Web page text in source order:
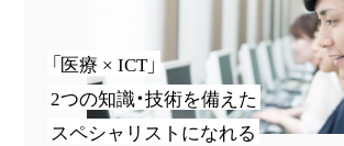
「医療 × ICT」
2つの知識・技術を備えた
スペシャリストになれる